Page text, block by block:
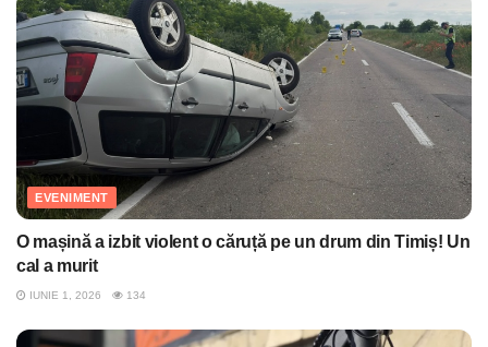
EVENIMENT
O mașină a izbit violent o căruță pe un drum din Timiș! Un
cal a murit
IUNIE 1, 2026 134